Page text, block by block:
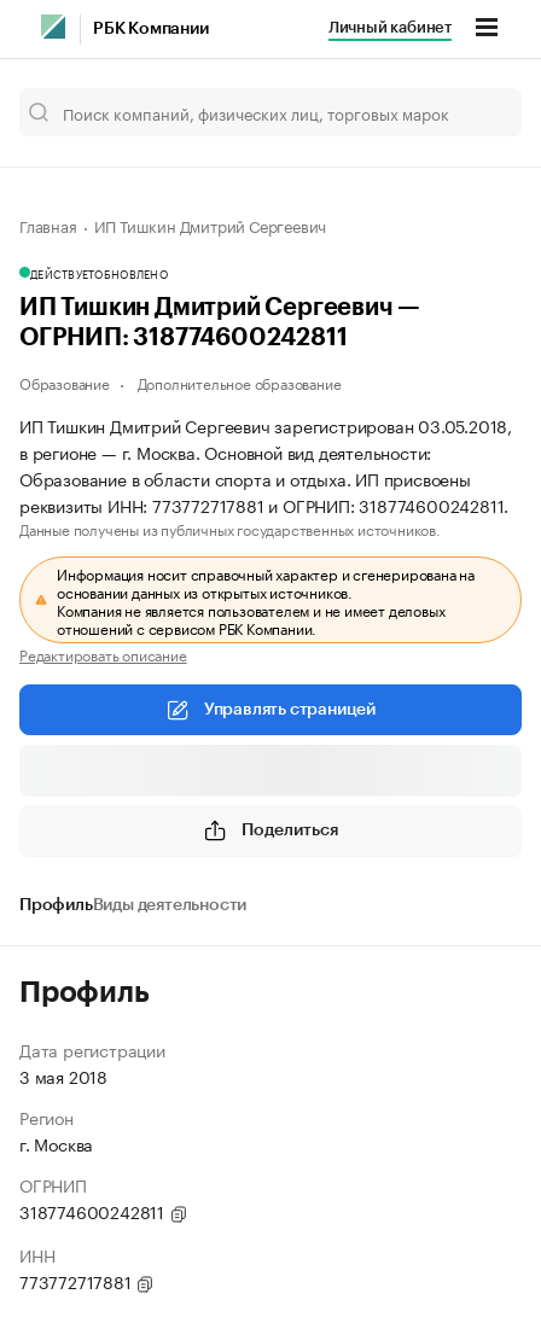
РБК Компании Личный кабинет
Главная ИП Тишкин Дмитрий Сергеевич
ДЕЙСТВУЕТОБНОВЛЕНО
ИП Тишкин Дмитрий Сергеевич —
ОГРНИП: 318774600242811
Образование Дополнительное образование
ИП Тишкин Дмитрий Сергеевич зарегистрирован 03.05.2018,
в регионе — г. Москва. Основной вид деятельности:
Образование в области спорта и отдыха. ИП присвоены
реквизиты ИНН: 773772717881 и ОГРНИП: 318774600242811.
Данные получены из публичных государственных источников.
Информация носит справочный характер и сгенерирована на
основании данных из открытых источников.
Компания не является пользователем и не имеет деловых
отношений с сервисом РБК Компании.
Редактировать описание
Управлять страницей
Поделиться
ПрофильВиды деятельности
Профиль
Дата регистрации
3 мая 2018
Регион
г. Москва
ОГРНИП
318774600242811
ИНН
773772717881